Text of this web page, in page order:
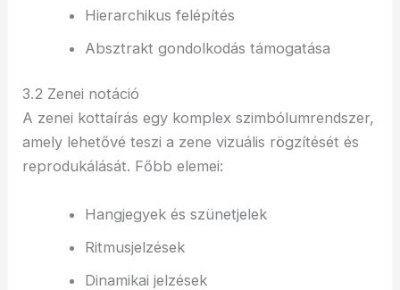
Hierarchikus felépítés
Absztrakt gondolkodás támogatása
3.2 Zenei notáció
A zenei kottaírás egy komplex szimbólumrendszer,
amely lehetővé teszi a zene vizuális rögzítését és
reprodukálását. Főbb elemei:
Hangjegyek és szünetjelek
Ritmusjelzések
Dinamikai jelzések